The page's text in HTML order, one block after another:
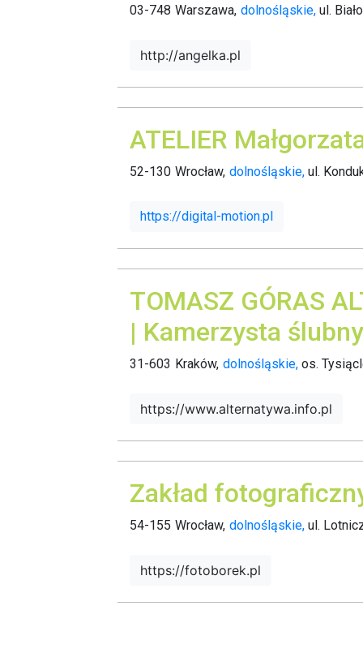
03-748 Warszawa, dolnośląskie, ul.
http://angelka.pl
ATELIER
52-130 Wrocław, dolnośląskie, ul.
https://digital-motion.pl
TOMASZ GÓRAS
| Kamerzysta
31-603 Kraków, dolnośląskie, os.
https://www.alternatywa.info.pl
Zakład
54-155 Wrocław, dolnośląskie, ul.
https://fotoborek.pl